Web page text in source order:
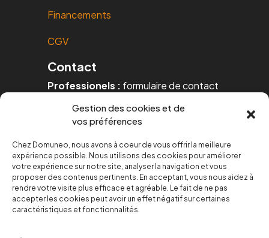
Gestion des cookies et de
vos préférences
Chez Domuneo, nous avons à coeur de vous offrir la meilleure
expérience possible. Nous utilisons des cookies pour améliorer
votre expérience sur notre site, analyser la navigation et vous
proposer des contenus pertinents. En acceptant, vous nous aidez à
rendre votre visite plus efficace et agréable. Le fait de ne pas
accepter les cookies peut avoir un effet négatif sur certaines
caractéristiques et fonctionnalités.
Financements
CGV
Contact
Professionels : formulaire de contact
Particuliers :formulaire de contact
04 67 20 48 95
Mail :contact@domuneo.com
Suivez nous sur les réseaux :